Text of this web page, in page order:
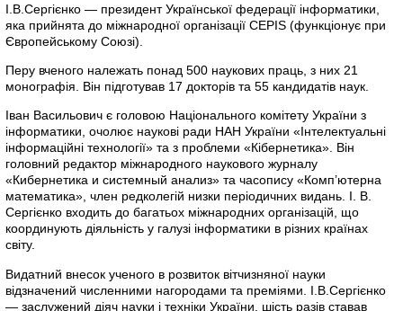
І.В.Сергієнко — президент Української федерації інформатики,
яка прийнята до міжнародної організації СЕРІS (функціонує при
Європейському Союзі).
Перу вченого належать понад 500 наукових праць, з них 21
монографія. Він підготував 17 докторів та 55 кандидатів наук.
Іван Васильович є головою Національного комітету України з
інформатики, очолює наукові ради НАН України «Інтелектуальні
інформаційні технології» та з проблеми «Кібернетика». Він
головний редактор міжнародного наукового журналу
«Кибернетика и системный анализ» та часопису «Комп’ютерна
математика», член редколегій низки періодичних видань. І. В.
Сергієнко входить до багатьох міжнародних організацій, що
координують діяльність у галузі інформатики в різних країнах
світу.
Видатний внесок ученого в розвиток вітчизняної науки
відзначений численними нагородами та преміями. І.В.Сергієнко
— заслужений діяч науки і техніки України, шість разів ставав